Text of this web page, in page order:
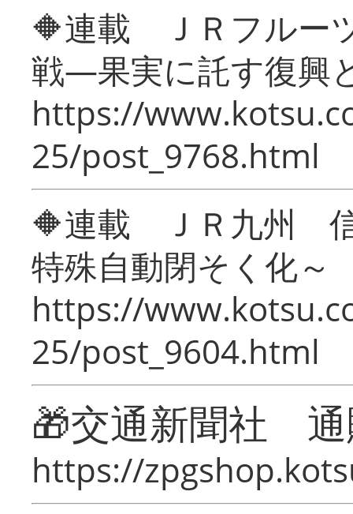
🔶連載 ＪＲフルー
戦―果実に託す復興
https://
25/post_9768.html
🔶連載 ＪＲ九州 信
特殊自動閉そく化～
https://
25/post_9604.html
🎁交通新聞社
https://